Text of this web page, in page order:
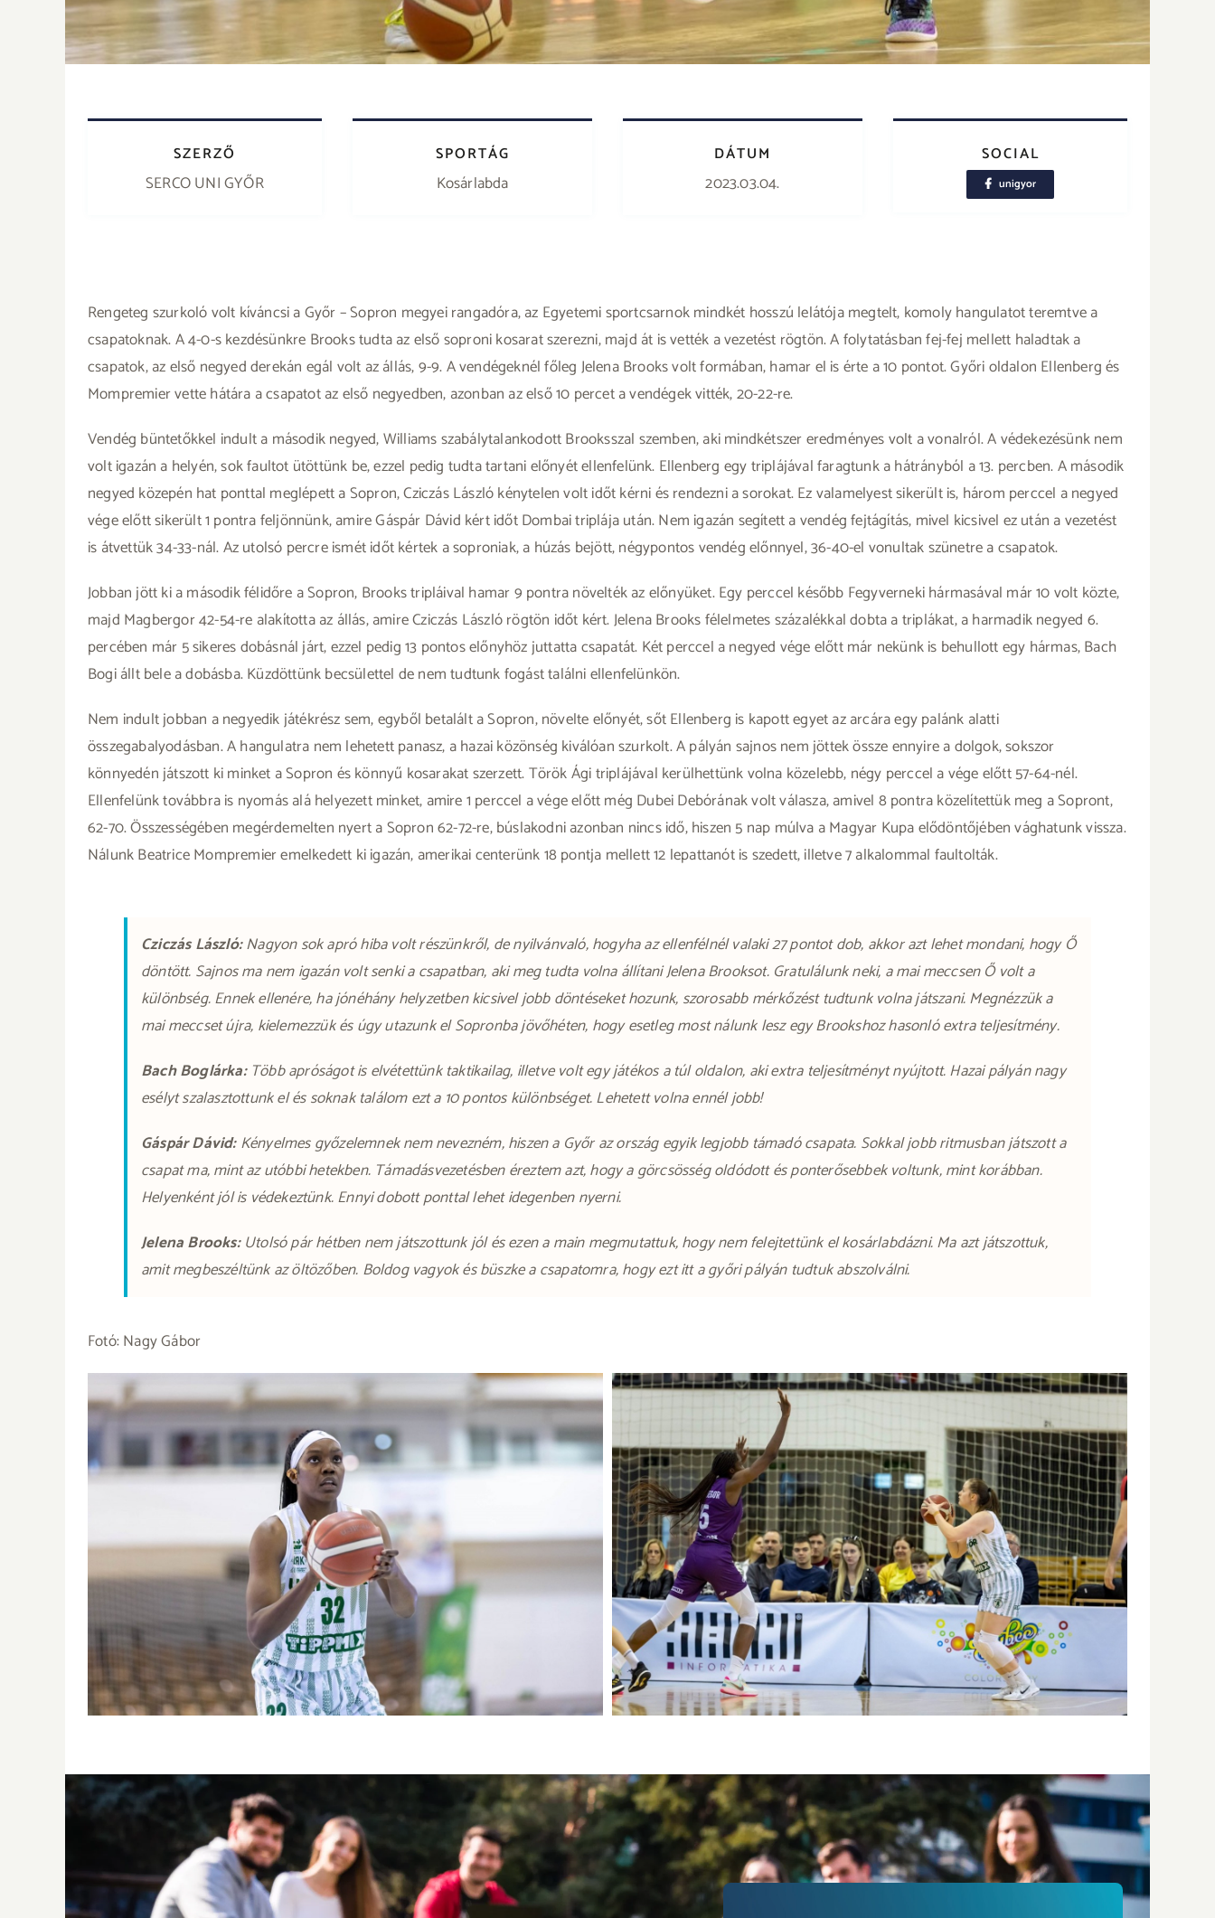
SZERZŐ
SERCO UNI GYŐR
SPORTÁG
Kosárlabda
DÁTUM
2023.03.04.
SOCIAL
unigyor
Rengeteg szurkoló volt kíváncsi a Győr – Sopron megyei rangadóra, az Egyetemi sportcsarnok mindkét hosszú lelátója megtelt, komoly hangulatot teremtve a
csapatoknak. A 4-0-s kezdésünkre Brooks tudta az első soproni kosarat szerezni, majd át is vették a vezetést rögtön. A folytatásban fej-fej mellett haladtak a
csapatok, az első negyed derekán egál volt az állás, 9-9. A vendégeknél főleg Jelena Brooks volt formában, hamar el is érte a 10 pontot. Győri oldalon Ellenberg és
Mompremier vette hátára a csapatot az első negyedben, azonban az első 10 percet a vendégek vitték, 20-22-re.
Vendég büntetőkkel indult a második negyed, Williams szabálytalankodott Brooksszal szemben, aki mindkétszer eredményes volt a vonalról. A védekezésünk nem
volt igazán a helyén, sok faultot ütöttünk be, ezzel pedig tudta tartani előnyét ellenfelünk. Ellenberg egy triplájával faragtunk a hátrányból a 13. percben. A második
negyed közepén hat ponttal meglépett a Sopron, Cziczás László kénytelen volt időt kérni és rendezni a sorokat. Ez valamelyest sikerült is, három perccel a negyed
vége előtt sikerült 1 pontra feljönnünk, amire Gáspár Dávid kért időt Dombai triplája után. Nem igazán segített a vendég fejtágítás, mivel kicsivel ez után a vezetést
is átvettük 34-33-nál. Az utolsó percre ismét időt kértek a soproniak, a húzás bejött, négypontos vendég előnnyel, 36-40-el vonultak szünetre a csapatok.
Jobban jött ki a második félidőre a Sopron, Brooks tripláival hamar 9 pontra növelték az előnyüket. Egy perccel később Fegyverneki hármasával már 10 volt közte,
majd Magbergor 42-54-re alakította az állás, amire Cziczás László rögtön időt kért. Jelena Brooks félelmetes százalékkal dobta a triplákat, a harmadik negyed 6.
percében már 5 sikeres dobásnál járt, ezzel pedig 13 pontos előnyhöz juttatta csapatát. Két perccel a negyed vége előtt már nekünk is behullott egy hármas, Bach
Bogi állt bele a dobásba. Küzdöttünk becsülettel de nem tudtunk fogást találni ellenfelünkön.
Nem indult jobban a negyedik játékrész sem, egyből betalált a Sopron, növelte előnyét, sőt Ellenberg is kapott egyet az arcára egy palánk alatti
összegabalyodásban. A hangulatra nem lehetett panasz, a hazai közönség kiválóan szurkolt. A pályán sajnos nem jöttek össze ennyire a dolgok, sokszor
könnyedén játszott ki minket a Sopron és könnyű kosarakat szerzett. Török Ági triplájával kerülhettünk volna közelebb, négy perccel a vége előtt 57-64-nél.
Ellenfelünk továbbra is nyomás alá helyezett minket, amire 1 perccel a vége előtt még Dubei Debórának volt válasza, amivel 8 pontra közelítettük meg a Sopront,
62-70. Összességében megérdemelten nyert a Sopron 62-72-re, búslakodni azonban nincs idő, hiszen 5 nap múlva a Magyar Kupa elődöntőjében vághatunk vissza.
Nálunk Beatrice Mompremier emelkedett ki igazán, amerikai centerünk 18 pontja mellett 12 lepattanót is szedett, illetve 7 alkalommal faultolták.
Cziczás László:Nagyon sok apró hiba volt részünkről, de nyilvánvaló, hogyha az ellenfélnél valaki 27 pontot dob, akkor azt lehet mondani, hogy Ő
döntött. Sajnos ma nem igazán volt senki a csapatban, aki meg tudta volna állítani Jelena Brooksot. Gratulálunk neki, a mai meccsen Ő volt a
különbség. Ennek ellenére, ha jónéhány helyzetben kicsivel jobb döntéseket hozunk, szorosabb mérkőzést tudtunk volna játszani. Megnézzük a
mai meccset újra, kielemezzük és úgy utazunk el Sopronba jövőhéten, hogy esetleg most nálunk lesz egy Brookshoz hasonló extra teljesítmény.
Bach Boglárka: Több apróságot is elvétettünk taktikailag, illetve volt egy játékos a túl oldalon, aki extra teljesítményt nyújtott. Hazai pályán nagy
esélyt szalasztottunk el és soknak találom ezt a 10 pontos különbséget. Lehetett volna ennél jobb!
Gáspár Dávid:Kényelmes győzelemnek nem nevezném, hiszen a Győr az ország egyik legjobb támadó csapata. Sokkal jobb ritmusban játszott a
csapat ma, mint az utóbbi hetekben. Támadásvezetésben éreztem azt, hogy a görcsösség oldódott és ponterősebbek voltunk, mint korábban.
Helyenként jól is védekeztünk. Ennyi dobott ponttal lehet idegenben nyerni.
Jelena Brooks:Utolsó pár hétben nem játszottunk jól és ezen a main megmutattuk, hogy nem felejtettünk el kosárlabdázni. Ma azt játszottuk,
amit megbeszéltünk az öltözőben. Boldog vagyok és büszke a csapatomra, hogy ezt itt a győri pályán tudtuk abszolválni.
Fotó: Nagy Gábor